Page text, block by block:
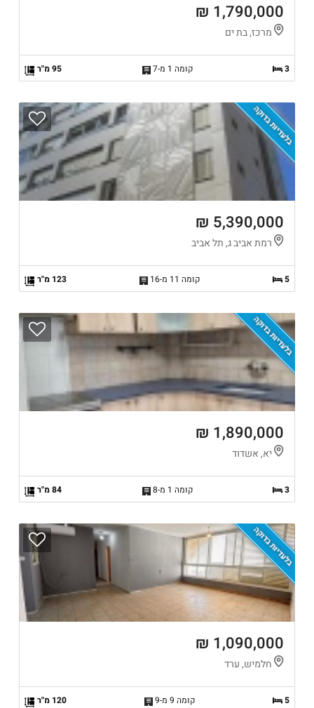
1,790,000 ₪
מרכז, בת ים
3 קומה 1 מ-7 95 מ"ר
בלעדיות בדוקה
5,390,000 ₪
רמת אביב ג, תל אביב
5 קומה 11 מ-16 123 מ"ר
בלעדיות בדוקה
1,890,000 ₪
יא, אשדוד
3 קומה 1 מ-8 84 מ"ר
בלעדיות בדוקה
1,090,000 ₪
חלמיש, ערד
5 קומה 9 מ-9 120 מ"ר